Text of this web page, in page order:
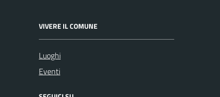
VIVERE IL COMUNE
Luoghi
Eventi